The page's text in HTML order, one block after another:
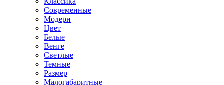
Современные
Модерн
Цвет
Белые
Венге
Светлые
Темные
Размер
Малогабаритные